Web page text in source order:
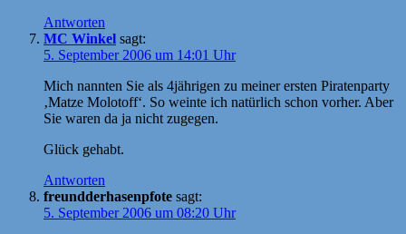
Antworten
MC Winkel sagt:
5. September 2006 um 14:01 Uhr
Mich nannten Sie als 4jährigen zu meiner ersten Piratenparty
‚Matze Molotoff‘. So weinte ich natürlich schon vorher. Aber
Sie waren da ja nicht zugegen.
Glück gehabt.
Antworten
freundderhasenpfote sagt:
5. September 2006 um 08:20 Uhr